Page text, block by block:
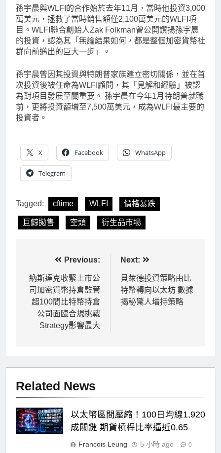
孫宇晨與WLFI的合作始於去年11月，當時他投資3,000
萬美元，拯救了當時銷售額僅2,100萬美元的WLFI項
目。WLFI聯合創始人Zak Folkman曾公開讚揚孫宇晨
的投資，認為其「無論結果如何，都是整個加密貨幣社
群向前邁出的巨大一步」。
孫宇晨曾因其投資與特朗普家族建立密切關係，並在首
次投資後被任命為WLFI顧問，其「見解和經驗」被認
為對項目發展至關重要。 孫宇晨在今年1月特朗普就職
前，更將投資額增至7,500萬美元，成為WLFI最主要的
投資者。
X Facebook WhatsApp
Telegram
Tagged: cftime WLFI 價格暴跌
巨鯨拋售 空頭 衍生品市場
章
導
Previous:
納斯達克收緊上市公
司加密貨幣持倉監管
超100間比特幣持倉
公司面臨合規挑戰
Strategy影響最大
Next:
貝萊德投資策略由比
特幣轉向以太坊 數據
揭秘驚人增持策略
Related News
以太幣區間壓縮！100日均線1,920
成關鍵 期貨槓桿比率逼近0.65
Francois Leung 5 小時 ago 0